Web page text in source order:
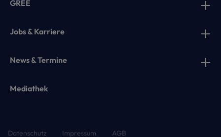
GREE
Jobs & Karriere
News & Termine
Mediathek
Datenschutz Impressum AGB